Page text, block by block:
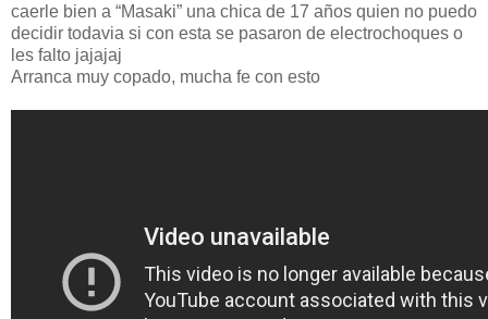
caerle bien a “Masaki” una chica de 17 años quien no puedo
decidir todavia si con esta se pasaron de electrochoques o
les falto jajajaj
Arranca muy copado, mucha fe con esto